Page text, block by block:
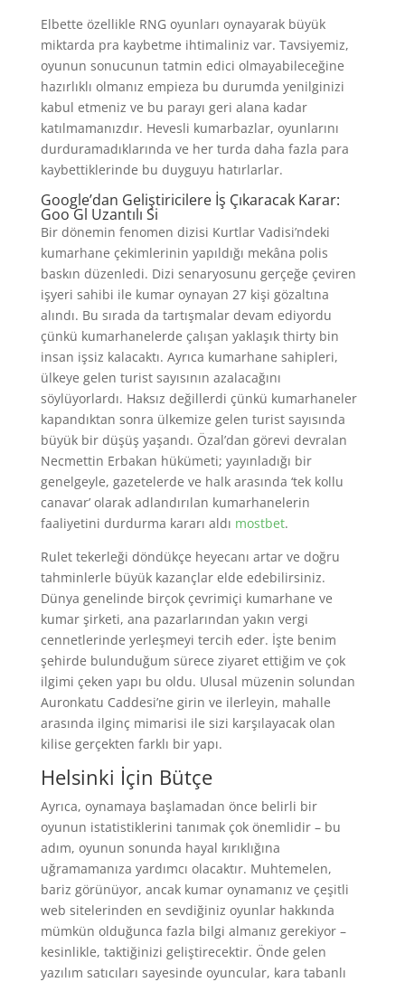
Elbette özellikle RNG oyunları oynayarak büyük
miktarda pra kaybetme ihtimaliniz var. Tavsiyemiz,
oyunun sonucunun tatmin edici olmayabileceğine
hazırlıklı olmanız empieza bu durumda yenilginizi
kabul etmeniz ve bu parayı geri alana kadar
katılmamanızdır. Hevesli kumarbazlar, oyunlarını
durduramadıklarında ve her turda daha fazla para
kaybettiklerinde bu duyguyu hatırlarlar.
Google’dan Geliştiricilere İş Çıkaracak Karar:
Goo Gl Uzantılı Si
Bir dönemin fenomen dizisi Kurtlar Vadisi’ndeki
kumarhane çekimlerinin yapıldığı mekâna polis
baskın düzenledi. Dizi senaryosunu gerçeğe çeviren
işyeri sahibi ile kumar oynayan 27 kişi gözaltına
alındı. Bu sırada da tartışmalar devam ediyordu
çünkü kumarhanelerde çalışan yaklaşık thirty bin
insan işsiz kalacaktı. Ayrıca kumarhane sahipleri,
ülkeye gelen turist sayısının azalacağını
söylüyorlardı. Haksız değillerdi çünkü kumarhaneler
kapandıktan sonra ülkemize gelen turist sayısında
büyük bir düşüş yaşandı. Özal’dan görevi devralan
Necmettin Erbakan hükümeti; yayınladığı bir
genelgeyle, gazetelerde ve halk arasında ‘tek kollu
canavar’ olarak adlandırılan kumarhanelerin
faaliyetini durdurma kararı aldı mostbet.
Rulet tekerleği döndükçe heyecanı artar ve doğru
tahminlerle büyük kazançlar elde edebilirsiniz.
Dünya genelinde birçok çevrimiçi kumarhane ve
kumar şirketi, ana pazarlarından yakın vergi
cennetlerinde yerleşmeyi tercih eder. İşte benim
şehirde bulunduğum sürece ziyaret ettiğim ve çok
ilgimi çeken yapı bu oldu. Ulusal müzenin solundan
Auronkatu Caddesi’ne girin ve ilerleyin, mahalle
arasında ilginç mimarisi ile sizi karşılayacak olan
kilise gerçekten farklı bir yapı.
Helsinki İçin Bütçe
Ayrıca, oynamaya başlamadan önce belirli bir
oyunun istatistiklerini tanımak çok önemlidir – bu
adım, oyunun sonunda hayal kırıklığına
uğramamanıza yardımcı olacaktır. Muhtemelen,
bariz görünüyor, ancak kumar oynamanız ve çeşitli
web sitelerinden en sevdiğiniz oyunlar hakkında
mümkün olduğunca fazla bilgi almanız gerekiyor –
kesinlikle, taktiğinizi geliştirecektir. Önde gelen
yazılım satıcıları sayesinde oyuncular, kara tabanlı